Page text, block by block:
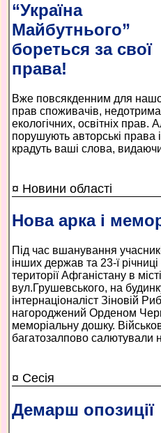
“Україна
Майбутнього”
бореться за свої
права!
Вже повсякденним для
прав споживачів,
екологічних, освітніх прав.
порушують авторські права
крадуть ваші слова,
¤ Новини області
Нова арка і
Під час вшанування
інших держав та 23-ї
території Афганістану в
вул.Грушевського, на
інтернаціоналіст Зіновій
нагороджений Орденом
меморіальну дошку.
багатозалпово салютували
¤ Сесія
Демарш опозиції